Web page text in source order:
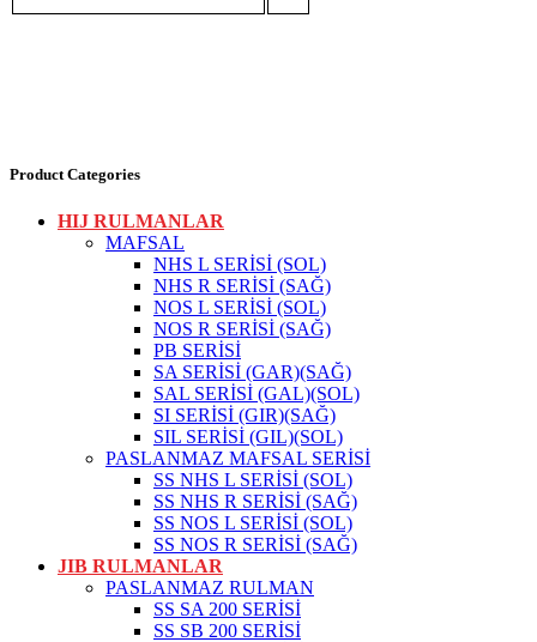
Product Categories
HIJ RULMANLAR
MAFSAL
NHS L SERİSİ (SOL)
NHS R SERİSİ (SAĞ)
NOS L SERİSİ (SOL)
NOS R SERİSİ (SAĞ)
PB SERİSİ
SA SERİSİ (GAR)(SAĞ)
SAL SERİSİ (GAL)(SOL)
SI SERİSİ (GIR)(SAĞ)
SIL SERİSİ (GIL)(SOL)
PASLANMAZ MAFSAL SERİSİ
SS NHS L SERİSİ (SOL)
SS NHS R SERİSİ (SAĞ)
SS NOS L SERİSİ (SOL)
SS NOS R SERİSİ (SAĞ)
JIB RULMANLAR
PASLANMAZ RULMAN
SS SA 200 SERİSİ
SS SB 200 SERİSİ